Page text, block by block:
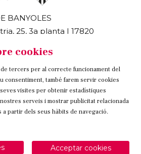
BANYOLES
25, 3a planta | 17820
00 50
Ús de Cookies Contacteu
Link a instagram
Link a twitter
Link a facebook
cookies
tercers per al correcte funcionament del
consentiment, també farem servir cookies
visites per obtenir estadístiques
serveis i mostrar publicitat relacionada
a partir dels seus hàbits de navegació.
Acceptar cookies